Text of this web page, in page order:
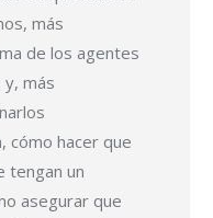
más
de los agentes
más
cómo hacer que
tengan un
asegurar que